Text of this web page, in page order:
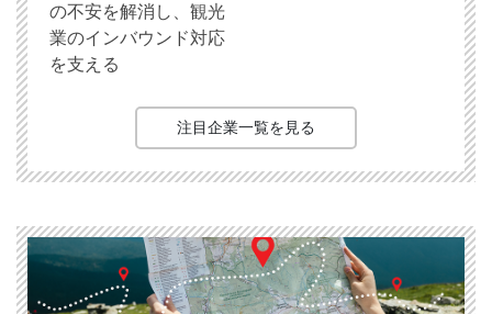
の不安を解消し、観光
業のインバウンド対応
を支える
注目企業一覧を見る